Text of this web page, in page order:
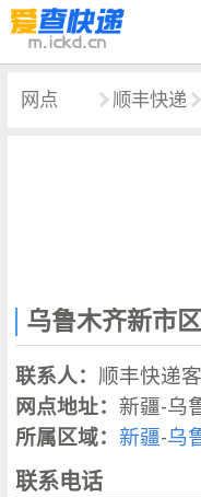
网点 顺丰快递
乌鲁木齐新市
联系人： 顺丰快递
网点地址： 新疆-乌
所属区域：新疆-乌
联系电话